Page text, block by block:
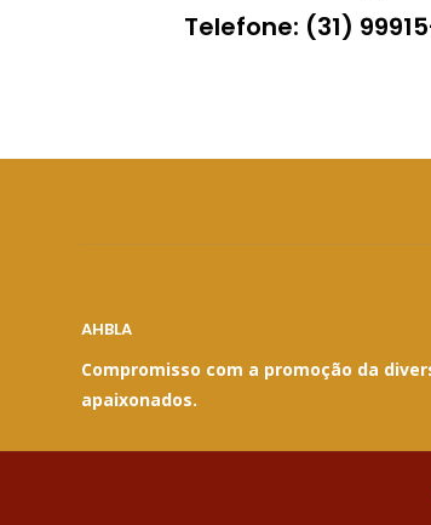
Telefone: (31)
AHBLA
Compromisso com a promoção da
apaixonados.